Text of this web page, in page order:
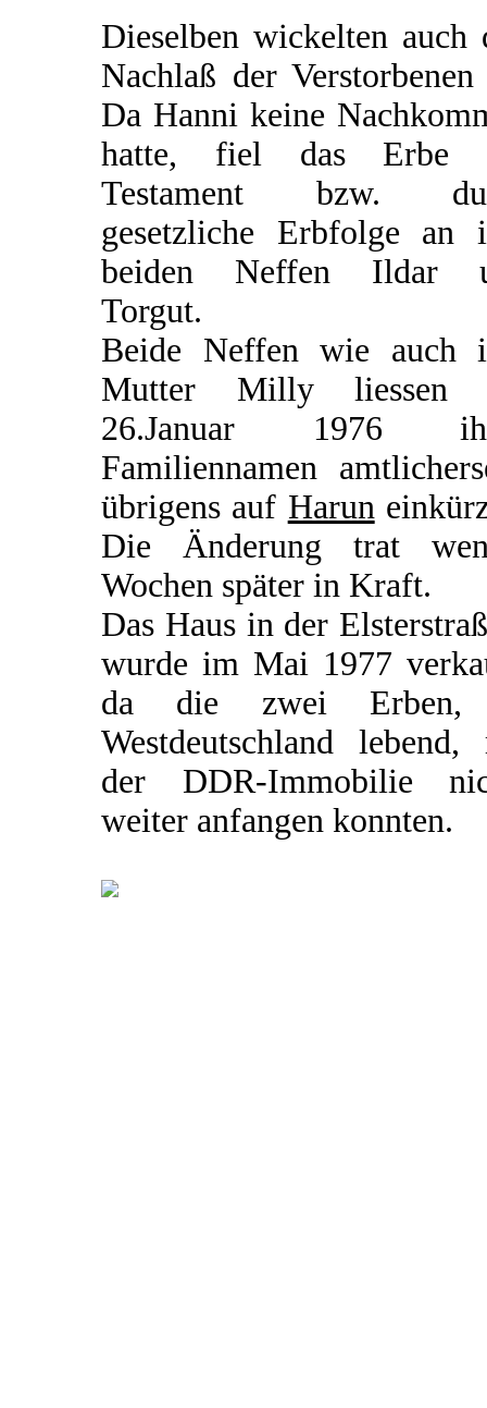
Dieselben wickelten auch
Nachlaß der Verstorbenen
Da Hanni keine
hatte, fiel das Erbe
Testament bzw.
gesetzliche Erbfolge an
beiden Neffen Ildar
Torgut.
Beide Neffen wie auch
Mutter Milly liessen
26.Januar 1976
Familiennamen
übrigens auf Harun
Die Änderung trat
Wochen später in Kraft.
Das Haus in der
wurde im Mai 1977
da die zwei
Westdeutschland lebend,
der DDR-Immobilie
weiter anfangen konnten.